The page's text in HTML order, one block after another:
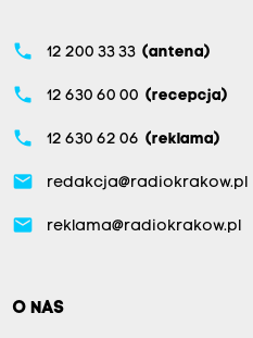
phone 12 200 33 33 (antena)
phone 12 630 60 00 (recepcja)
phone 12 630 62 06 (reklama)
email redakcja@radiokrakow.pl
email reklama@radiokrakow.pl
O NAS